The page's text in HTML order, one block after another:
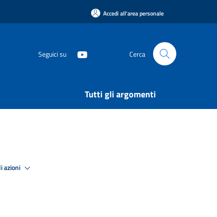
Accedi all'area personale
Seguici su Cerca
Tutti gli argomenti
azioni